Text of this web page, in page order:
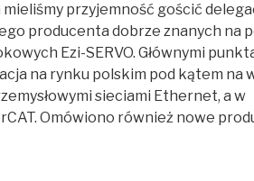
przyjemność gościć
producenta dobrze znanych na
Ezi-SERVO. Głównymi
na rynku polskim pod kątem na
sieciami Ethernet, a w
Omówiono również nowe